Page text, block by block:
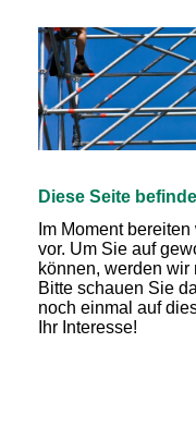
Diese Seite
Im Moment
vor. Um Sie auf
können, werden
Bitte schauen Sie
noch einmal auf
Ihr Interesse!